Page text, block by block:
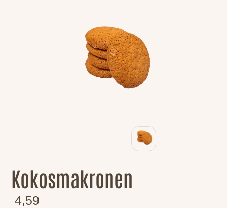
Kokosmakronen
4,59